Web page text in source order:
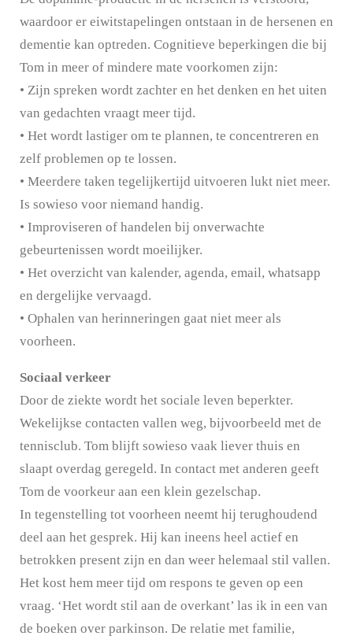
waardoor er eiwitstapelingen ontstaan in de hersenen en
dementie kan optreden. Cognitieve beperkingen die bij
Tom in meer of mindere mate voorkomen zijn:
• Zijn spreken wordt zachter en het denken en het uiten
van gedachten vraagt meer tijd.
• Het wordt lastiger om te plannen, te concentreren en
zelf problemen op te lossen.
• Meerdere taken tegelijkertijd uitvoeren lukt niet meer.
Is sowieso voor niemand handig.
• Improviseren of handelen bij onverwachte
gebeurtenissen wordt moeilijker.
• Het overzicht van kalender, agenda, email, whatsapp
en dergelijke vervaagd.
• Ophalen van herinneringen gaat niet meer als
voorheen.
Sociaal verkeer
Door de ziekte wordt het sociale leven beperkter.
Wekelijkse contacten vallen weg, bijvoorbeeld met de
tennisclub. Tom blijft sowieso vaak liever thuis en
slaapt overdag geregeld. In contact met anderen geeft
Tom de voorkeur aan een klein gezelschap.
In tegenstelling tot voorheen neemt hij terughoudend
deel aan het gesprek. Hij kan ineens heel actief en
betrokken present zijn en dan weer helemaal stil vallen.
Het kost hem meer tijd om respons te geven op een
vraag. ‘Het wordt stil aan de overkant’ las ik in een van
de boeken over parkinson. De relatie met familie,